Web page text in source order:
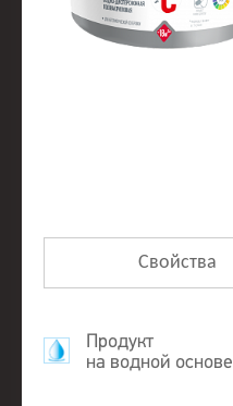
Свойства
Продукт
на водной основе